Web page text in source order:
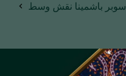
سوبر باشمينا نقش وسط